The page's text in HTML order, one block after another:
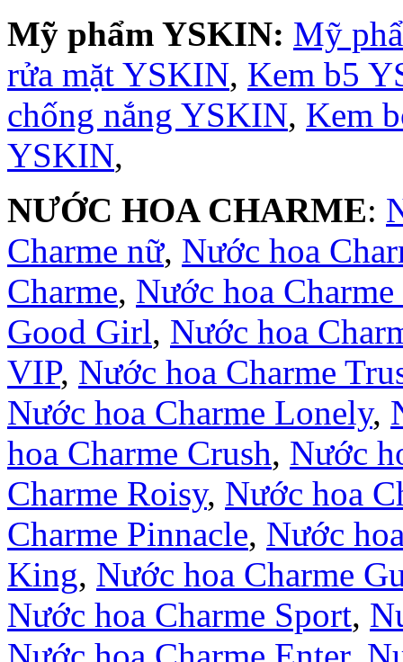
Mỹ phẩm YSKIN: Mỹ
rửa mặt YSKIN, Kem b5
chống nắng YSKIN, Kem
YSKIN,
NƯỚC HOA CHARME:
Charme nữ, Nước hoa
Charme, Nước hoa Charme
Good Girl, Nước hoa
VIP, Nước hoa Charme
Nước hoa Charme Lonely,
hoa Charme Crush, Nước
Charme Roisy, Nước hoa
Charme Pinnacle, Nước
King, Nước hoa Charme
Nước hoa Charme Sport,